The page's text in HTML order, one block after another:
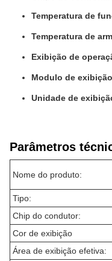
Temperatura de
Temperatura de
Exibição de
Modulo de
Unidade de
Parâmetros
Nome do produto:
Tipo:
Chip do condutor:
Cor de exibição
Área de exibição efetiva: